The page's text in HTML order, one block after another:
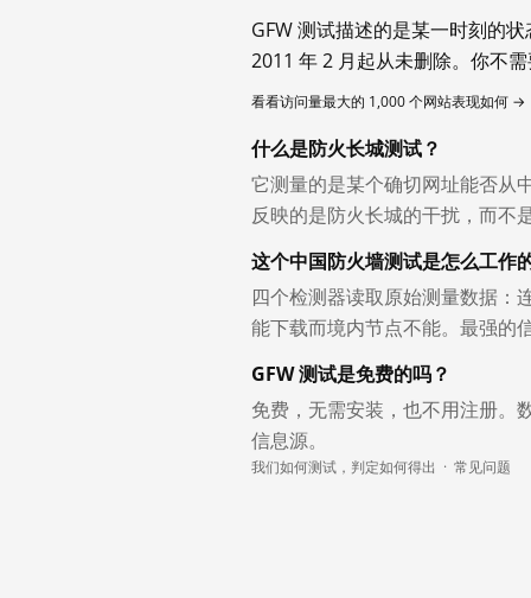
GFW 测试描述的是某一时刻的
2011 年 2 月起从未删除。你不
看看访问量最大的 1,000 个网站表现如何 →
什么是防火长城测试？
它测量的是某个确切网址能否从
反映的是防火长城的干扰，而不
这个中国防火墙测试是怎么工作
四个检测器读取原始测量数据：
能下载而境内节点不能。最强的
GFW 测试是免费的吗？
免费，无需安装，也不用注册。
信息源。
我们如何测试，判定如何得出 · 常见问题